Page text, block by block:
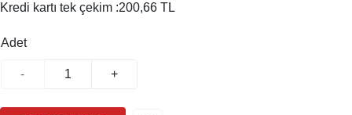
Kredi kartı tek çekim :200,66 TL
Adet
- +